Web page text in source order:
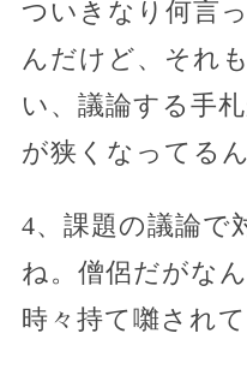
ついきなり何言
んだけど、それ
い、議論する手
が狭くなってる
4、課題の議論で
ね。僧侶だがな
時々持て囃され